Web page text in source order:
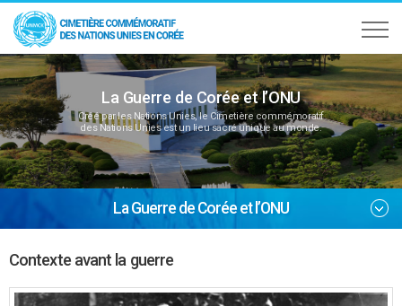
La Guerre de Corée et l’ONU
Créé par les Nations Unies, le Cimetière commémoratif
des Nations Unies est un lieu sacré unique au monde.
La Guerre de Corée et l’ONU
Contexte avant la guerre